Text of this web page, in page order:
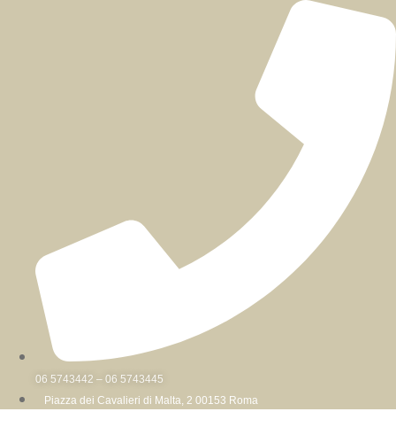
06 5743442 – 06 5743445
Piazza dei Cavalieri di Malta, 2 00153 Roma